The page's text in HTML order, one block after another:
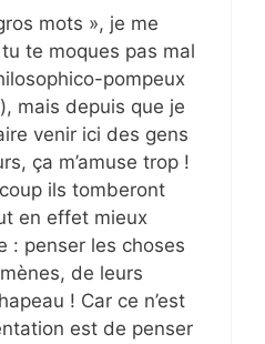
mots », je me
te moques pas mal
pompeux
mais depuis que je
venir ici des gens
ça m’amuse trop !
ils tomberont
en effet mieux
: penser les choses
de leurs
! Car ce n’est
est de penser